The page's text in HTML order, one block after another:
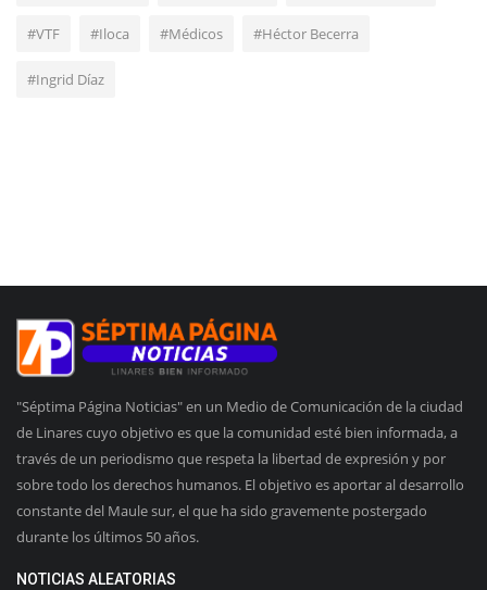
#VTF #Iloca #Médicos #Héctor Becerra
#Ingrid Díaz
"Séptima Página Noticias" en un Medio de Comunicación de la ciudad
de Linares cuyo objetivo es que la comunidad esté bien informada, a
través de un periodismo que respeta la libertad de expresión y por
sobre todo los derechos humanos. El objetivo es aportar al desarrollo
constante del Maule sur, el que ha sido gravemente postergado
durante los últimos 50 años.
NOTICIAS ALEATORIAS